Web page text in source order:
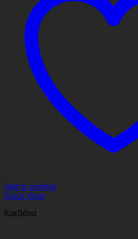
Add to wishlist
Quick View
Κρεβάτια